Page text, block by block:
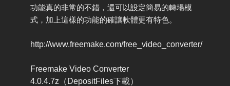
功能真的非常的不錯，還可以設定簡易的轉場模
式，加上這樣的功能的確讓軟體更有特色。
http://www.freemake.com/free_video_converter/
Freemake Video Converter
4.0.4.7z（DepositFiles下載）